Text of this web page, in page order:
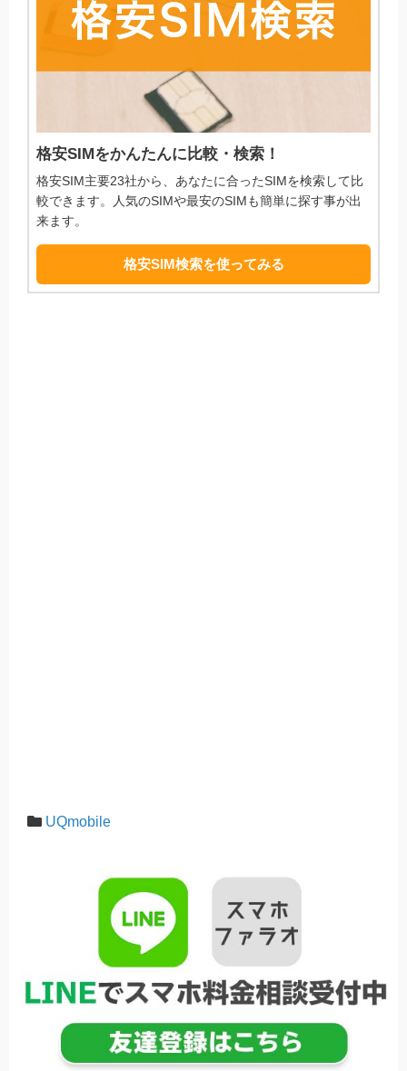
格安SIMをかんたんに比較・検索！
格安SIM主要23社から、あなたに合ったSIMを検索して比
較できます。人気のSIMや最安のSIMも簡単に探す事が出
来ます。
格安SIM検索を使ってみる
UQmobile